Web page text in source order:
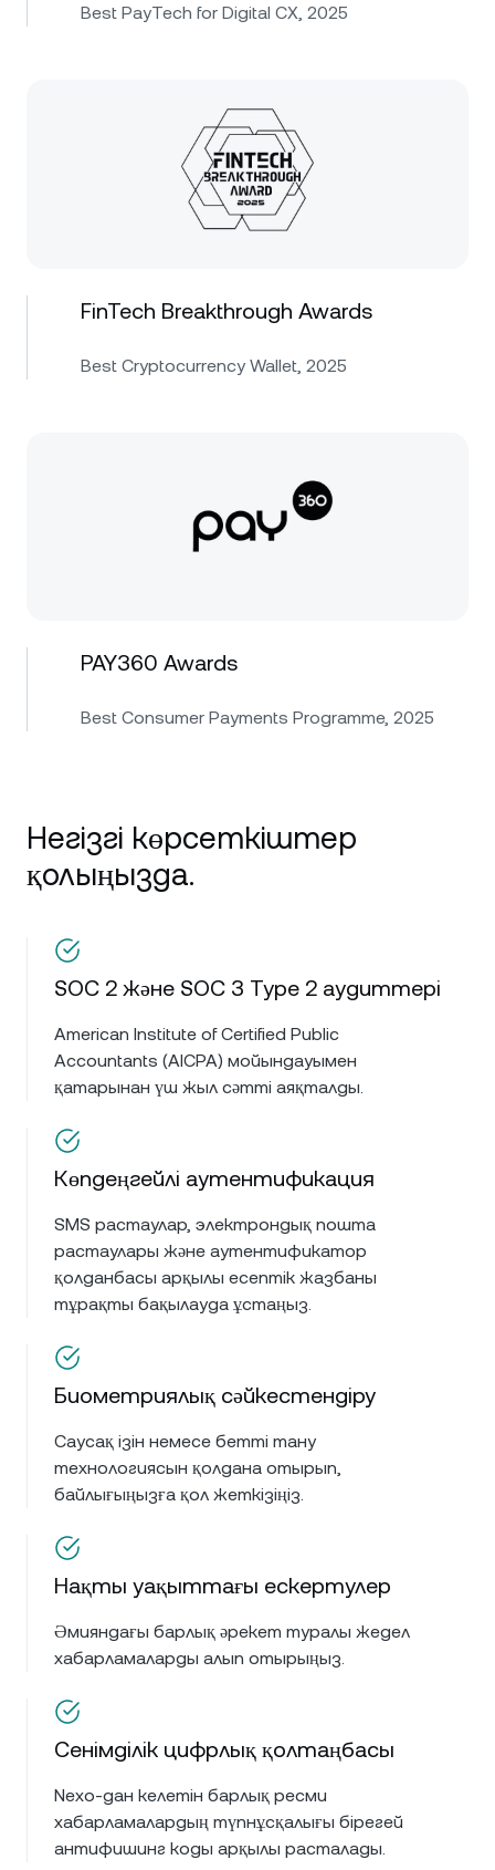
Best PayTech for Digital CX, 2025
FinTech Breakthrough Awards
Best Cryptocurrency Wallet, 2025
PAY360 Awards
Best Consumer Payments Programme, 2025
Негізгі көрсеткіштер
қолыңызда.
SOC 2 және SOC 3 Type 2 аудиттері
American Institute of Certified Public
Accountants (AICPA) мойындауымен
қатарынан үш жыл сәтті аяқталды.
Көпдеңгейлі аутентификация
SMS растаулар, электрондық пошта
растаулары және аутентификатор
қолданбасы арқылы есептік жазбаны
тұрақты бақылауда ұстаңыз.
Биометриялық сәйкестендіру
Саусақ ізін немесе бетті тану
технологиясын қолдана отырып,
байлығыңызға қол жеткізіңіз.
Нақты уақыттағы ескертулер
Әмияндағы барлық әрекет туралы жедел
хабарламаларды алып отырыңыз.
Сенімділік цифрлық қолтаңбасы
Nexo-дан келетін барлық ресми
хабарламалардың түпнұсқалығы бірегей
антифишинг коды арқылы расталады.